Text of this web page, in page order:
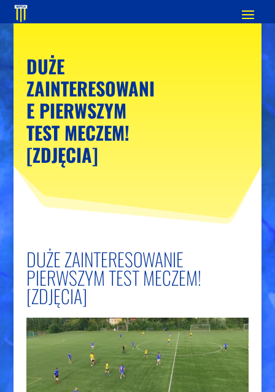
DUŻE
ZAINTERESOWANI
E PIERWSZYM
TEST MECZEM!
[ZDJĘCIA]
DUŻE ZAINTERESOWANIE
PIERWSZYM TEST MECZEM!
[ZDJĘCIA]